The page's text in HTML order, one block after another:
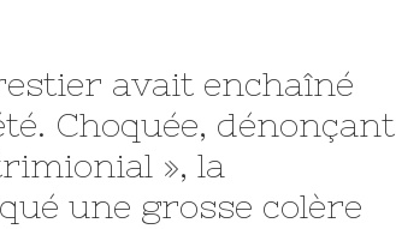
avait enchaîné
Choquée, dénonçant
», la
une grosse colère